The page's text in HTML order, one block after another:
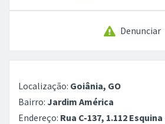
Denunciar
Localização: Goiânia, GO
Bairro: Jardim América
Endereço: Rua C-137, 1.112